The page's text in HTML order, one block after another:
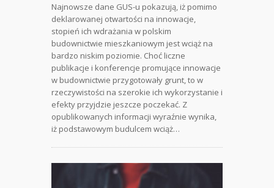
Najnowsze dane GUS-u pokazują, iż pomimo
deklarowanej otwartości na innowacje,
stopień ich wdrażania w polskim
budownictwie mieszkaniowym jest wciąż na
bardzo niskim poziomie. Choć liczne
publikacje i konferencje promujące innowacje
w budownictwie przygotowały grunt, to w
rzeczywistości na szerokie ich wykorzystanie i
efekty przyjdzie jeszcze poczekać. Z
opublikowanych informacji wyraźnie wynika,
iż podstawowym budulcem wciąż…